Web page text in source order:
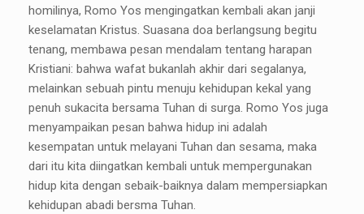
homilinya, Romo Yos mengingatkan kembali akan janji
keselamatan Kristus. Suasana doa berlangsung begitu
tenang, membawa pesan mendalam tentang harapan
Kristiani: bahwa wafat bukanlah akhir dari segalanya,
melainkan sebuah pintu menuju kehidupan kekal yang
penuh sukacita bersama Tuhan di surga. Romo Yos juga
menyampaikan pesan bahwa hidup ini adalah
kesempatan untuk melayani Tuhan dan sesama, maka
dari itu kita diingatkan kembali untuk mempergunakan
hidup kita dengan sebaik-baiknya dalam mempersiapkan
kehidupan abadi bersma Tuhan.